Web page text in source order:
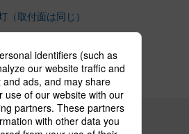
（取付面は同じ）
電気設備 SNSアカウント